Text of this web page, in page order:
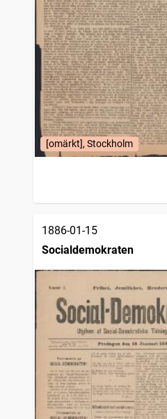
[omärkt], Stockholm
1886-01-15
Socialdemokraten